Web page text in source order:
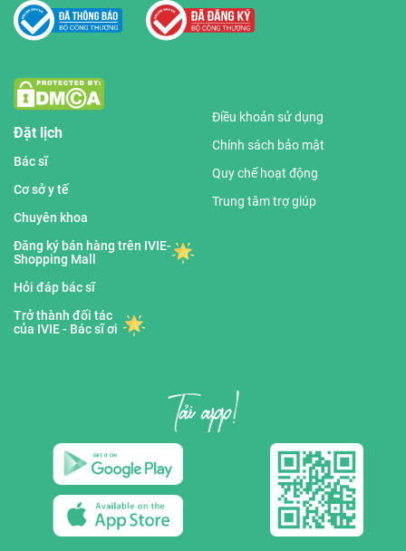
Đặt lịch
Bác sĩ
Cơ sở y tế
Chuyên khoa
Đăng ký bán hàng trên IVIE-
Shopping Mall
Hỏi đáp bác sĩ
Trở thành đối tác
của IVIE - Bác sĩ ơi
Điều khoản sử dụng
Chính sách bảo mật
Quy chế hoạt động
Trung tâm trợ giúp